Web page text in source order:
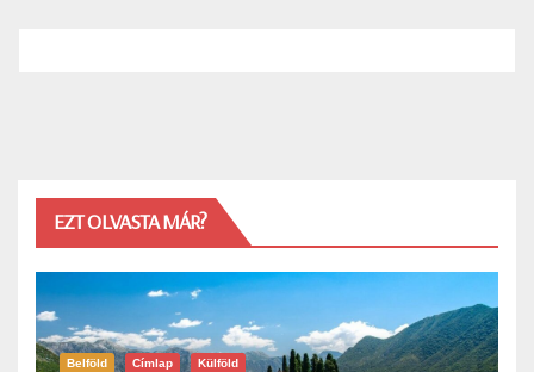
EZT OLVASTA MÁR?
Belföld Címlap Külföld